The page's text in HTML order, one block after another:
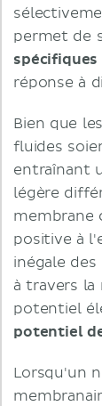
permet de
spécifiques
réponse à
Bien que
fluides
entraînant
légère
membrane
positive à
inégale
à travers la
potentiel
potentiel
Lorsqu'un